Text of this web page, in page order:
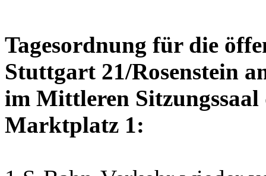
Tagesordnung für die
Stuttgart 21/Rosenstein
im Mittleren Sitzungssaal
Marktplatz 1: